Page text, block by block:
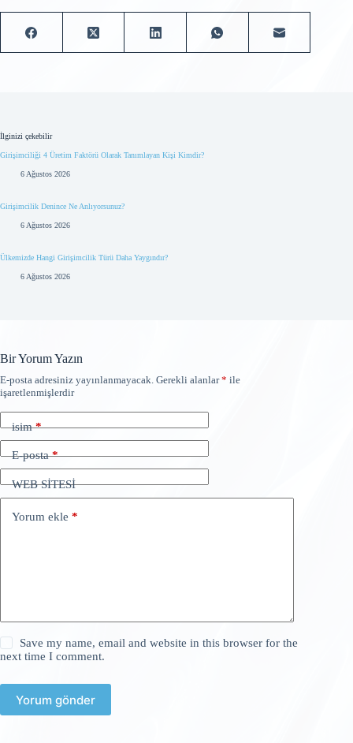
İlginizi çekebilir
Girişimciliği 4 Üretim Faktörü Olarak Tanımlayan Kişi Kimdir?
6 Ağustos 2026
Girişimcilik Denince Ne Anlıyorsunuz?
6 Ağustos 2026
Ülkemizde Hangi Girişimcilik Türü Daha Yaygındır?
6 Ağustos 2026
Bir Yorum Yazın
E-posta adresiniz yayınlanmayacak. Gerekli alanlar* ile
işaretlenmişlerdir
isim*
E-posta*
WEB SİTESİ
Yorum ekle *
Save my name, email and website in this browser for the
next time I comment.
Yorum gönder